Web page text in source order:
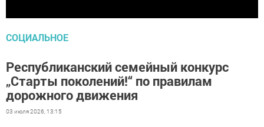
СОЦИАЛЬНОЕ
Республиканский семейный конкурс
„Старты поколений!“ по правилам
дорожного движения
03 июля 2026, 13:15